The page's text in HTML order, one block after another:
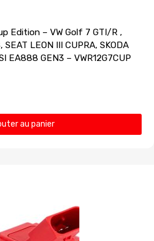
Edition – VW Golf 7 GTI/R ,
LEON III CUPRA, SKODA
EA888 GEN3 – VWR12G7CUP
au panier